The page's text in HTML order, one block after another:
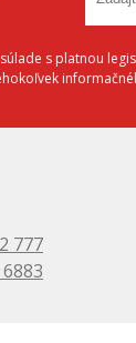
s platnou
777